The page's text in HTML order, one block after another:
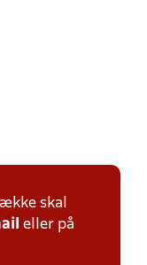
skal
eller på